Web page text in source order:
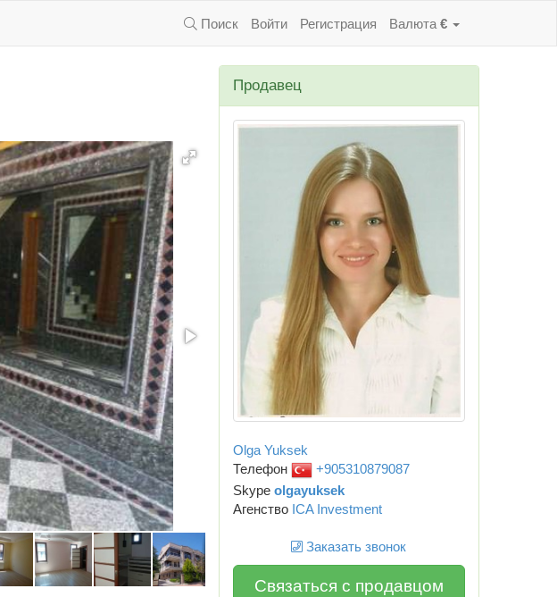
Поиск Войти Регистрация Валюта €
Продавец
Olga Yuksek
Телефон
+905310879087
Skype olgayuksek
Агенство ICA Investment
Заказать звонок
Связаться с продавцом